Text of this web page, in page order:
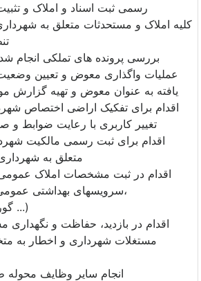
رسمی ثبت اسناد و املاک و
عملیات واگذاری معوض و تعیین
یافته به عنوان معوض و تهیه گزارش
تغییر کاربری با رعایت ضوابط
متعلق به
سرویسهای بهداشتی عمومی، پارکها و فضای سبز،
گورستانها ، میادین و ...)
مستغلات شهرداری و اخطار به
- انجام سایر وظایف